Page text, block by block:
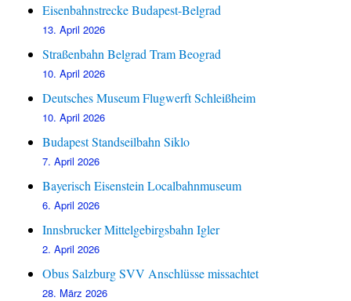
Eisenbahnstrecke Budapest-Belgrad
13. April 2026
Straßenbahn Belgrad Tram Beograd
10. April 2026
Deutsches Museum Flugwerft Schleißheim
10. April 2026
Budapest Standseilbahn Siklo
7. April 2026
Bayerisch Eisenstein Localbahnmuseum
6. April 2026
Innsbrucker Mittelgebirgsbahn Igler
2. April 2026
Obus Salzburg SVV Anschlüsse missachtet
28. März 2026